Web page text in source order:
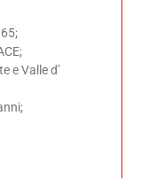
e Valle d’